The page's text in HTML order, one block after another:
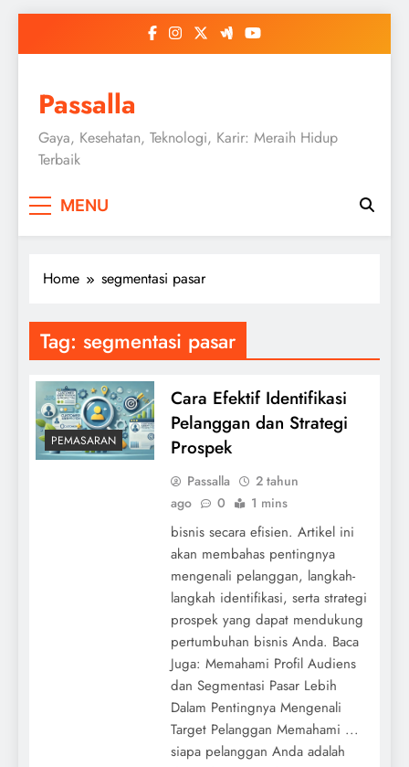
Passalla
Gaya, Kesehatan, Teknologi, Karir: Meraih Hidup
Terbaik
MENU
Home segmentasi pasar
Tag: segmentasi pasar
PEMASARAN
Cara Efektif Identifikasi
Pelanggan dan Strategi
Prospek
Passalla
2 tahun
ago
0 1 mins
bisnis secara efisien. Artikel ini
akan membahas pentingnya
mengenali pelanggan, langkah-
langkah identifikasi, serta strategi
prospek yang dapat mendukung
pertumbuhan bisnis Anda. Baca
Juga: Memahami Profil Audiens
dan Segmentasi Pasar Lebih
Dalam Pentingnya Mengenali
Target Pelanggan Memahami ...
siapa pelanggan Anda adalah